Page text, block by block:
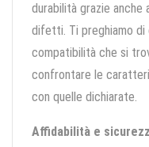
durabilità grazie
difetti. Ti preghiamo di
compatibilità che si
confrontare le
con quelle dichiarate.
Affidabilità e